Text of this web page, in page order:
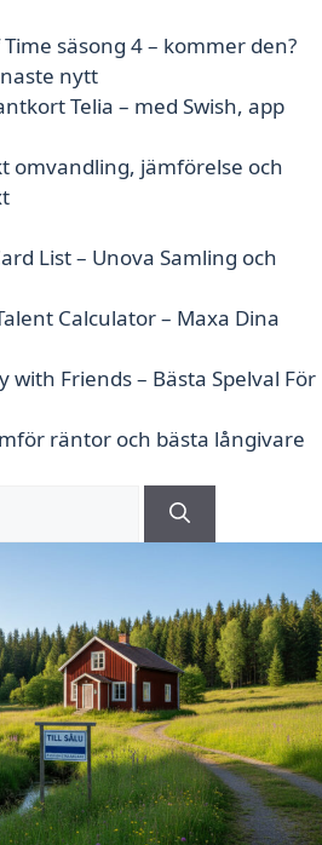
säsong 4 – kommer den?
nytt
Telia – med Swish, app
omvandling, jämförelse och
List – Unova Samling och
Calculator – Maxa Dina
with Friends – Bästa Spelval För
räntor och bästa långivare